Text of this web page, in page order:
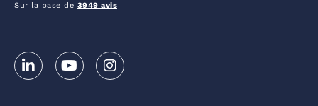
Sur la base de 3949 avis